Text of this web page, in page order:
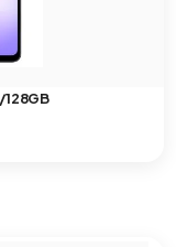
128GB